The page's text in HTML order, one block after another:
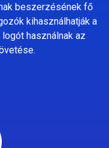
beszerzésének fő
kihasználhatják a
használnak az